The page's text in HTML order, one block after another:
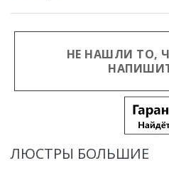
НЕ НАШЛИ ТО,
ЛЮСТРЫ БОЛЬШИЕ